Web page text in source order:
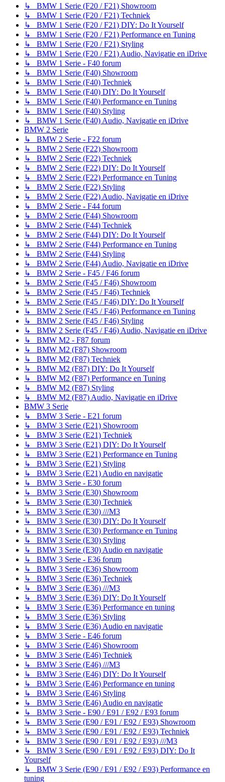
↳ BMW 1 Serie (F20 / F21) Showroom
↳ BMW 1 Serie (F20 / F21) Techniek
↳ BMW 1 Serie (F20 / F21) DIY: Do It Yourself
↳ BMW 1 Serie (F20 / F21) Performance en Tuning
↳ BMW 1 Serie (F20 / F21) Styling
↳ BMW 1 Serie (F20 / F21) Audio, Navigatie en iDrive
↳ BMW 1 Serie - F40 forum
↳ BMW 1 Serie (F40) Showroom
↳ BMW 1 Serie (F40) Techniek
↳ BMW 1 Serie (F40) DIY: Do It Yourself
↳ BMW 1 Serie (F40) Performance en Tuning
↳ BMW 1 Serie (F40) Styling
↳ BMW 1 Serie (F40) Audio, Navigatie en iDrive
BMW 2 Serie
↳ BMW 2 Serie - F22 forum
↳ BMW 2 Serie (F22) Showroom
↳ BMW 2 Serie (F22) Techniek
↳ BMW 2 Serie (F22) DIY: Do It Yourself
↳ BMW 2 Serie (F22) Performance en Tuning
↳ BMW 2 Serie (F22) Styling
↳ BMW 2 Serie (F22) Audio, Navigatie en iDrive
↳ BMW 2 Serie - F44 forum
↳ BMW 2 Serie (F44) Showroom
↳ BMW 2 Serie (F44) Techniek
↳ BMW 2 Serie (F44) DIY: Do It Yourself
↳ BMW 2 Serie (F44) Performance en Tuning
↳ BMW 2 Serie (F44) Styling
↳ BMW 2 Serie (F44) Audio, Navigatie en iDrive
↳ BMW 2 Serie - F45 / F46 forum
↳ BMW 2 Serie (F45 / F46) Showroom
↳ BMW 2 Serie (F45 / F46) Techniek
↳ BMW 2 Serie (F45 / F46) DIY: Do It Yourself
↳ BMW 2 Serie (F45 / F46) Performance en Tuning
↳ BMW 2 Serie (F45 / F46) Styling
↳ BMW 2 Serie (F45 / F46) Audio, Navigatie en iDrive
↳ BMW M2 - F87 forum
↳ BMW M2 (F87) Showroom
↳ BMW M2 (F87) Techniek
↳ BMW M2 (F87) DIY: Do It Yourself
↳ BMW M2 (F87) Performance en Tuning
↳ BMW M2 (F87) Styling
↳ BMW M2 (F87) Audio, Navigatie en iDrive
BMW 3 Serie
↳ BMW 3 Serie - E21 forum
↳ BMW 3 Serie (E21) Showroom
↳ BMW 3 Serie (E21) Techniek
↳ BMW 3 Serie (E21) DIY: Do It Yourself
↳ BMW 3 Serie (E21) Performance en Tuning
↳ BMW 3 Serie (E21) Styling
↳ BMW 3 Serie (E21) Audio en navigatie
↳ BMW 3 Serie - E30 forum
↳ BMW 3 Serie (E30) Showroom
↳ BMW 3 Serie (E30) Techniek
↳ BMW 3 Serie (E30) ///M3
↳ BMW 3 Serie (E30) DIY: Do It Yourself
↳ BMW 3 Serie (E30) Performance en Tuning
↳ BMW 3 Serie (E30) Styling
↳ BMW 3 Serie (E30) Audio en navigatie
↳ BMW 3 Serie - E36 forum
↳ BMW 3 Serie (E36) Showroom
↳ BMW 3 Serie (E36) Techniek
↳ BMW 3 Serie (E36) ///M3
↳ BMW 3 Serie (E36) DIY: Do It Yourself
↳ BMW 3 Serie (E36) Performance en tuning
↳ BMW 3 Serie (E36) Styling
↳ BMW 3 Serie (E36) Audio en navigatie
↳ BMW 3 Serie - E46 forum
↳ BMW 3 Serie (E46) Showroom
↳ BMW 3 Serie (E46) Techniek
↳ BMW 3 Serie (E46) ///M3
↳ BMW 3 Serie (E46) DIY: Do It Yourself
↳ BMW 3 Serie (E46) Performance en tuning
↳ BMW 3 Serie (E46) Styling
↳ BMW 3 Serie (E46) Audio en navigatie
↳ BMW 3 Serie - E90 / E91 / E92 / E93 forum
↳ BMW 3 Serie (E90 / E91 / E92 / E93) Showroom
↳ BMW 3 Serie (E90 / E91 / E92 / E93) Techniek
↳ BMW 3 Serie (E90 / E91 / E92 / E93) ///M3
↳ BMW 3 Serie (E90 / E91 / E92 / E93) DIY: Do It
Yourself
↳ BMW 3 Serie (E90 / E91 / E92 / E93) Performance en
tuning